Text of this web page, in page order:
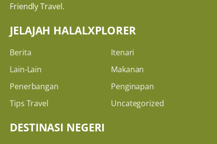
Friendly Travel.
JELAJAH HALALXPLORER
Berita
Itenari
Lain-Lain
Makanan
Penerbangan
Penginapan
Tips Travel
Uncategorized
DESTINASI NEGERI